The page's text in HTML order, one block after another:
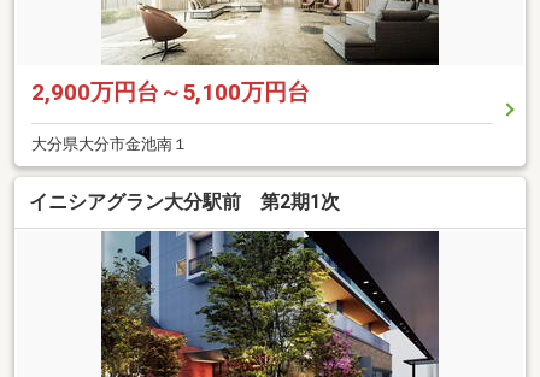
2,900万円台～5,100万円台
大分県大分市金池南１
イニシアグラン大分駅前 第2期1次